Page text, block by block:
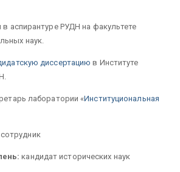
в аспирантуре РУДН на факультете
наук.
диссертацию в Институте
лаборатории «Институциональная
кандидат исторических наук